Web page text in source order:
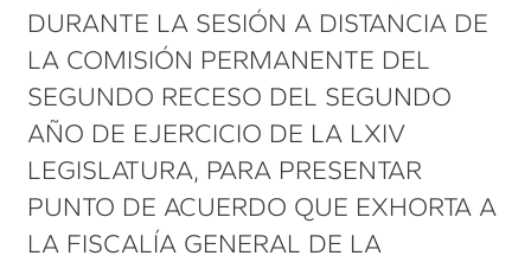
DURANTE LA SESIÓN A DISTANCIA DE
LA COMISIÓN PERMANENTE DEL
SEGUNDO RECESO DEL SEGUNDO
AÑO DE EJERCICIO DE LA LXIV
LEGISLATURA, PARA PRESENTAR
PUNTO DE ACUERDO QUE EXHORTA A
LA FISCALÍA GENERAL DE LA